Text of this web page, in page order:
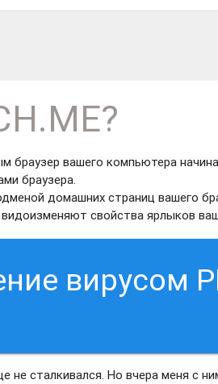
браузер вашего компьютера
браузера.
домашних страниц вашего
свойства ярлыков
вирусом
сталкивался. Но вчера меня с